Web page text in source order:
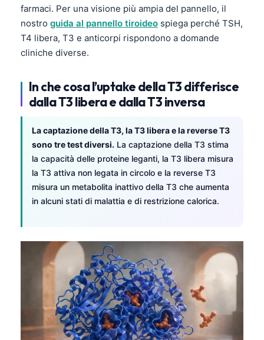
farmaci. Per una visione più ampia del pannello, il
nostro guida al pannello tiroideo spiega perché TSH,
T4 libera, T3 e anticorpi rispondono a domande
cliniche diverse.
In che cosa l’uptake della T3 differisce
dalla T3 libera e dalla T3 inversa
La captazione della T3, la T3 libera e la reverse T3
sono tre test diversi. La captazione della T3 stima
la capacità delle proteine leganti, la T3 libera misura
la T3 attiva non legata in circolo e la reverse T3
misura un metabolita inattivo della T3 che aumenta
in alcuni stati di malattia e di restrizione calorica.